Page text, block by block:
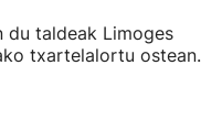
du taldeak Limoges
txartelalortu ostean.